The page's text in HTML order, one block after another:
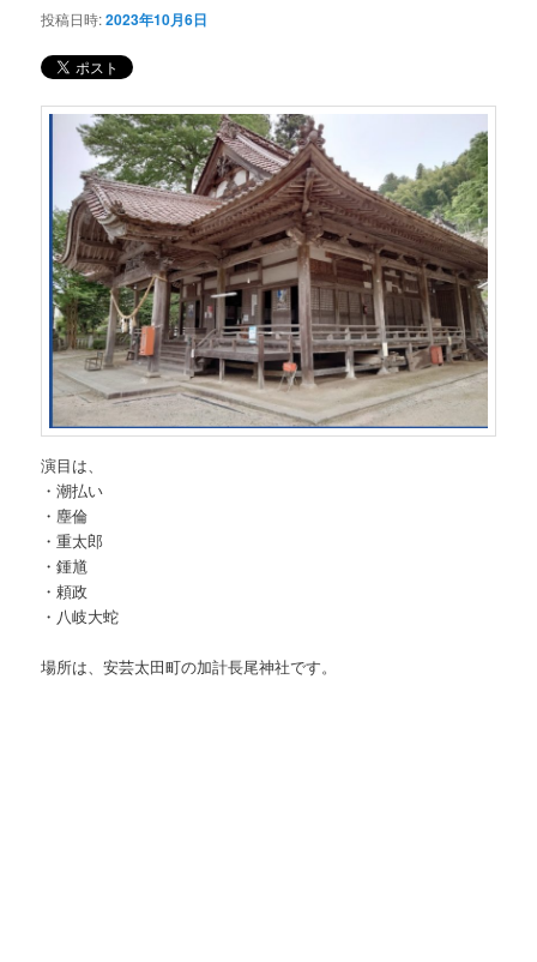
投稿日時:2023年10月6日
演目は、
・潮払い
・塵倫
・重太郎
・鍾馗
・頼政
・八岐大蛇
場所は、安芸太田町の加計長尾神社です。